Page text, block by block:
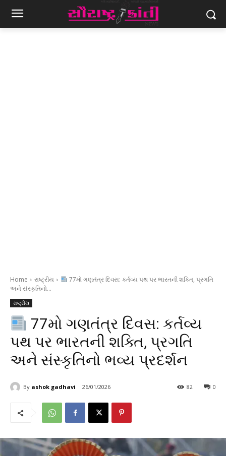
Home રાષ્ટ્રીય
77મો ગણતંત્ર દિવસ: કર્તવ્ય પથ પર ભારતની શક્તિ, પ્રગતિ
અને સંસ્કૃતિનો...
રાષ્ટ્રીય
77મો ગણતંત્ર દિવસ: કર્તવ્ય
પથ પર ભારતની શક્તિ, પ્રગતિ
અને સંસ્કૃતિનો ભવ્ય પ્રદર્શન
By ashok gadhavi 26/01/2026 0
82